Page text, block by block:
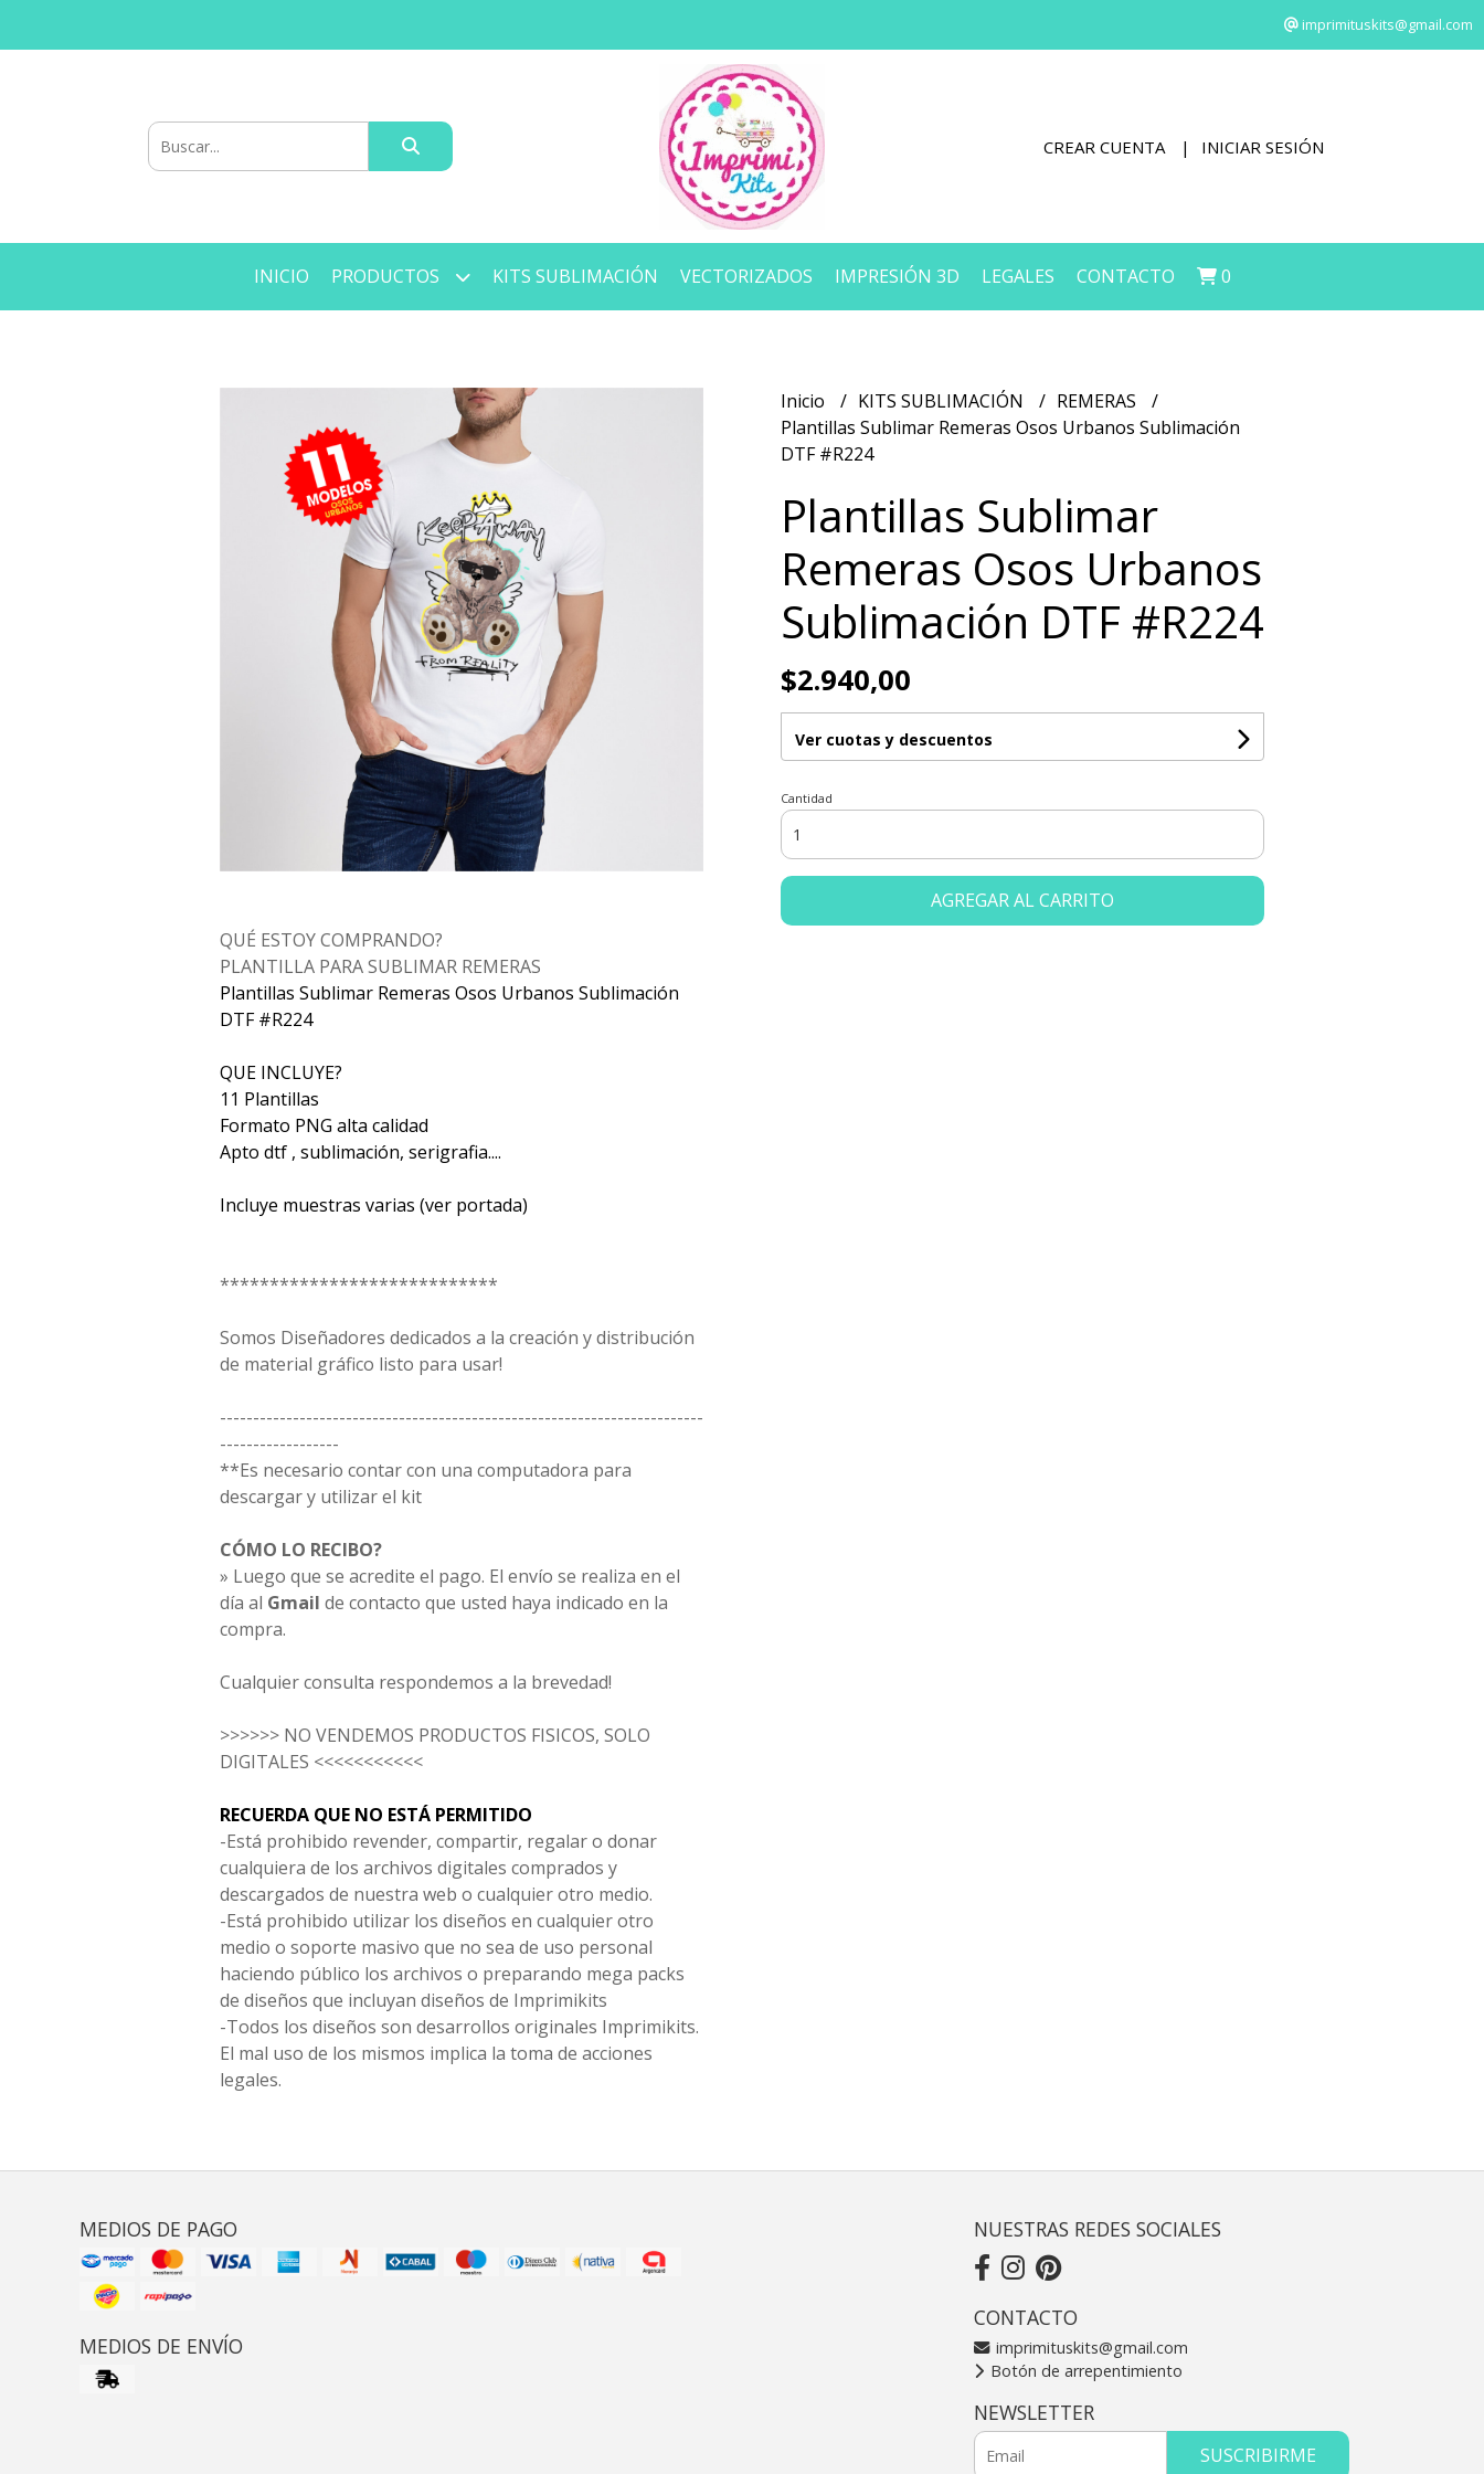
imprimituskits@gmail.com
CREAR CUENTA INICIAR SESIÓN
INICIO PRODUCTOS KITS SUBLIMACIÓN VECTORIZADOS IMPRESIÓN 3D LEGALES CONTACTO 0
QUÉ ESTOY COMPRANDO?
PLANTILLA PARA SUBLIMAR REMERAS
Plantillas Sublimar Remeras Osos Urbanos Sublimación
DTF #R224
QUE INCLUYE?
11 Plantillas
Formato PNG alta calidad
Apto dtf , sublimación, serigrafia....
Incluye muestras varias (ver portada)
****************************
Somos Diseñadores dedicados a la creación y distribución
de material gráfico listo para usar!
-------------------------------------------------------------------------
------------------
**Es necesario contar con una computadora para
descargar y utilizar el kit
CÓMO LO RECIBO?
» Luego que se acredite el pago. El envío se realiza en el
día al Gmail de contacto que usted haya indicado en la
compra.
Cualquier consulta respondemos a la brevedad!
>>>>>> NO VENDEMOS PRODUCTOS FISICOS, SOLO
DIGITALES <<<<<<<<<<<
RECUERDA QUE NO ESTÁ PERMITIDO
-Está prohibido revender, compartir, regalar o donar
cualquiera de los archivos digitales comprados y
descargados de nuestra web o cualquier otro medio.
-Está prohibido utilizar los diseños en cualquier otro
medio o soporte masivo que no sea de uso personal
haciendo público los archivos o preparando mega packs
de diseños que incluyan diseños de Imprimikits
-Todos los diseños son desarrollos originales Imprimikits.
El mal uso de los mismos implica la toma de acciones
legales.
Inicio KITS SUBLIMACIÓN
REMERAS
Plantillas Sublimar Remeras Osos Urbanos Sublimación
DTF #R224
Plantillas Sublimar
Remeras Osos Urbanos
Sublimación DTF #R224
$2.940,00
Ver cuotas y descuentos
Cantidad
AGREGAR AL CARRITO
MEDIOS DE PAGO
MEDIOS DE ENVÍO
NUESTRAS REDES SOCIALES
CONTACTO
imprimituskits@gmail.com
Botón de arrepentimiento
NEWSLETTER
SUSCRIBIRME